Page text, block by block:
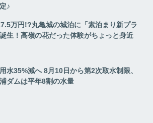
♪
万円!?丸亀城の城泊に「素泊まり新プラ
生！高嶺の花だった体験がちょっと身近
水35%減へ 8月10日から第2次取水制限、
ダムは平年8割の水量